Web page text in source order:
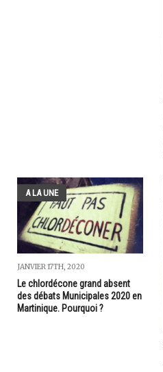
A LA UNE
JANVIER 17TH, 2020
Le chlordécone grand absent
des débats Municipales 2020 en
Martinique. Pourquoi ?